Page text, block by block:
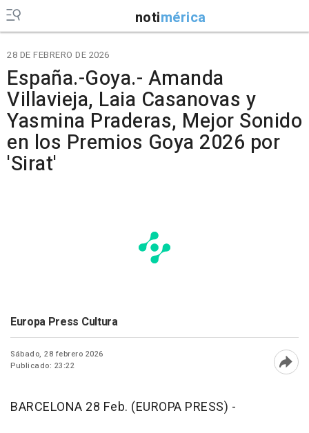
notimérica
28 DE FEBRERO DE 2026
España.-Goya.- Amanda
Villavieja, Laia Casanovas y
Yasmina Praderas, Mejor Sonido
en los Premios Goya 2026 por
'Sirat'
Europa Press Cultura
Sábado, 28 febrero 2026
Publicado: 23:22
BARCELONA 28 Feb. (EUROPA PRESS) -